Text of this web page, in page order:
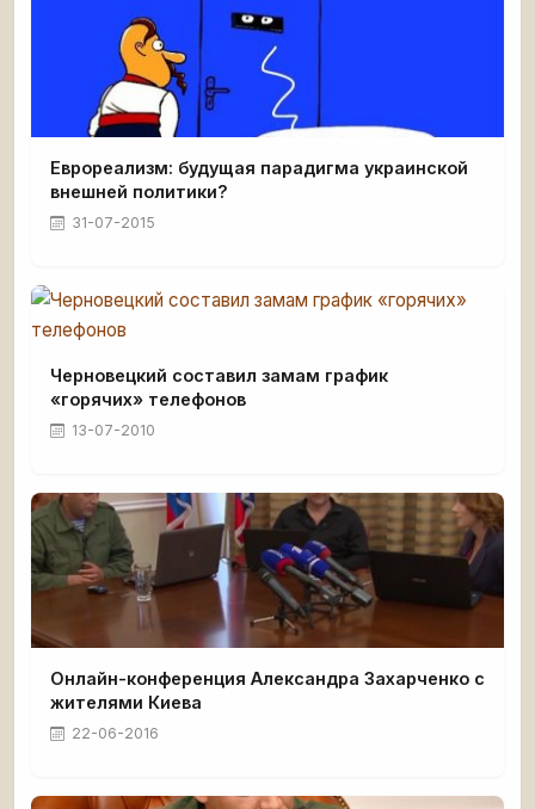
Еврореализм: будущая парадигма украинской
внешней политики?
31-07-2015
Черновецкий составил замам график
«горячих» телефонов
13-07-2010
Онлайн-конференция Александра Захарченко с
жителями Киева
22-06-2016